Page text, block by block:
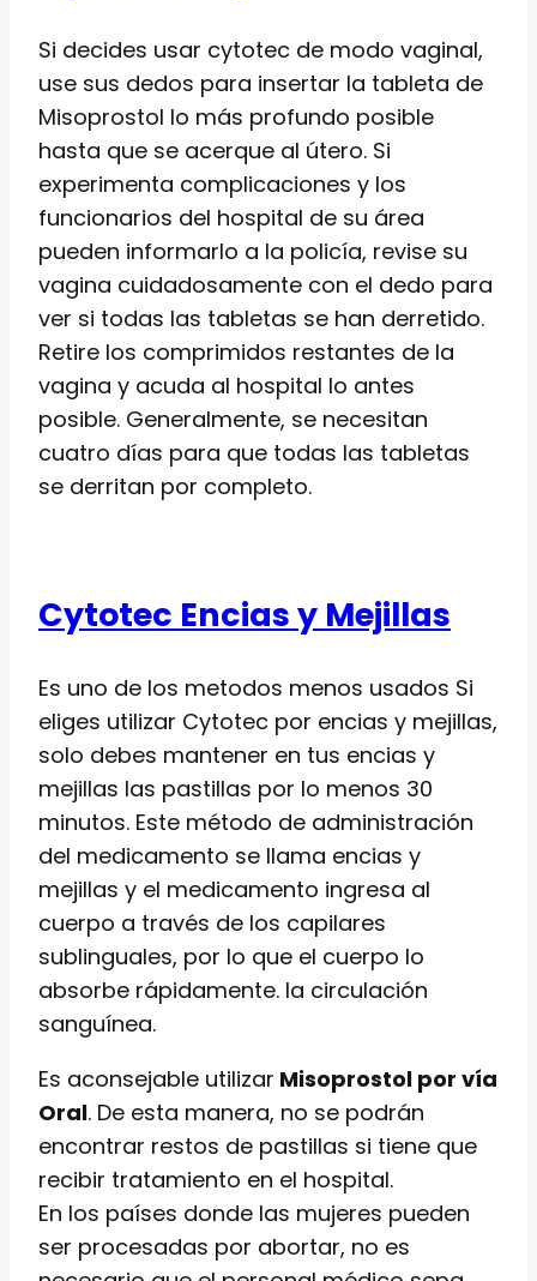
Si decides usar cytotec de modo vaginal,
use sus dedos para insertar la tableta de
Misoprostol lo más profundo posible
hasta que se acerque al útero. Si
experimenta complicaciones y los
funcionarios del hospital de su área
pueden informarlo a la policía, revise su
vagina cuidadosamente con el dedo para
ver si todas las tabletas se han derretido.
Retire los comprimidos restantes de la
vagina y acuda al hospital lo antes
posible. Generalmente, se necesitan
cuatro días para que todas las tabletas
se derritan por completo.
Cytotec Encias y Mejillas
Es uno de los metodos menos usados Si
eliges utilizar Cytotec por encias y mejillas,
solo debes mantener en tus encias y
mejillas las pastillas por lo menos 30
minutos. Este método de administración
del medicamento se llama encias y
mejillas y el medicamento ingresa al
cuerpo a través de los capilares
sublinguales, por lo que el cuerpo lo
absorbe rápidamente. la circulación
sanguínea.
Es aconsejable utilizar Misoprostol por vía
Oral. De esta manera, no se podrán
encontrar restos de pastillas si tiene que
recibir tratamiento en el hospital.
En los países donde las mujeres pueden
ser procesadas por abortar, no es